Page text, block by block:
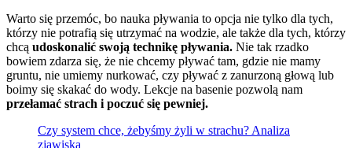
Warto się przemóc, bo nauka pływania to opcja nie tylko dla tych,
którzy nie potrafią się utrzymać na wodzie, ale także dla tych, którzy
chcą udoskonalić swoją technikę pływania. Nie tak rzadko
bowiem zdarza się, że nie chcemy pływać tam, gdzie nie mamy
gruntu, nie umiemy nurkować, czy pływać z zanurzoną głową lub
boimy się skakać do wody. Lekcje na basenie pozwolą nam
przełamać strach i poczuć się pewniej.
Czy system chce, żebyśmy żyli w strachu? Analiza
zjawiska